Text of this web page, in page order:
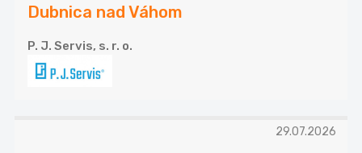
Dubnica nad Váhom
P. J. Servis, s. r. o.
29.07.2026